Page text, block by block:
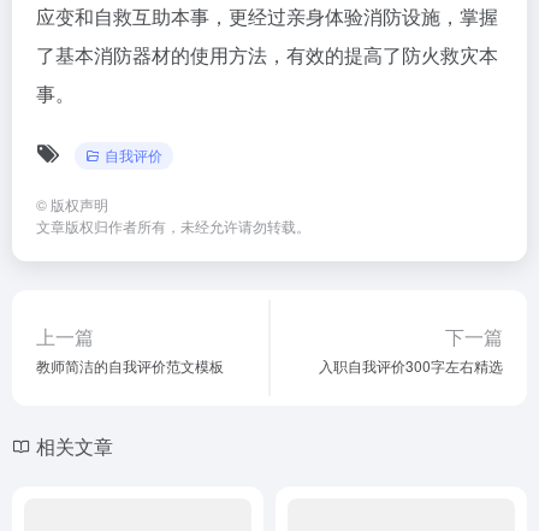
应变和自救互助本事，更经过亲身体验消防设施，掌握
了基本消防器材的使用方法，有效的提高了防火救灾本
事。
自我评价
© 版权声明
文章版权归作者所有，未经允许请勿转载。
上一篇
教师简洁的自我评价范文模板
下一篇
入职自我评价300字左右精选
相关文章